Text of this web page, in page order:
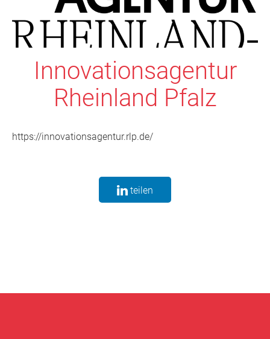
Innovationsagentur
Rheinland Pfalz
https://innovationsagentur.rlp.de/
teilen